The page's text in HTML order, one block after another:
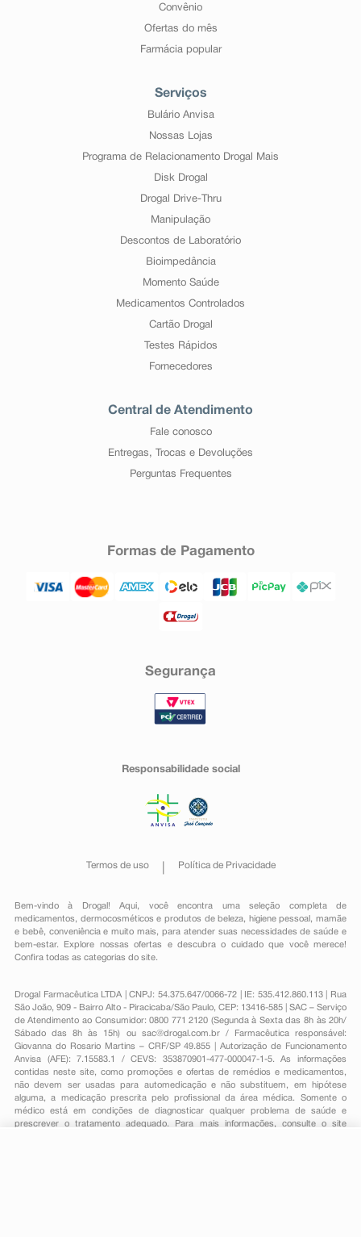
Convênio
Ofertas do mês
Farmácia popular
Serviços
Bulário Anvisa
Nossas Lojas
Programa de Relacionamento Drogal Mais
Disk Drogal
Drogal Drive-Thru
Manipulação
Descontos de Laboratório
Bioimpedância
Momento Saúde
Medicamentos Controlados
Cartão Drogal
Testes Rápidos
Fornecedores
Central de Atendimento
Fale conosco
Entregas, Trocas e Devoluções
Perguntas Frequentes
Formas de Pagamento
Segurança
Responsabilidade social
Termos de uso Política de Privacidade
Bem-vindo à Drogal! Aqui, você encontra uma seleção completa de
medicamentos , dermocosméticos e produtos de beleza, higiene pessoal ,mamãe
e bebê, conveniênciae muito mais, para atender suas necessidades de saúde e
bem-estar. Explore nossas ofertas e descubra o cuidado que você merece!
Confira todas as categorias do site.
Drogal Farmacêutica LTDA | CNPJ: 54.375.647/0066-72 | IE: 535.412.860.113 | Rua
São João, 909 - Bairro Alto - Piracicaba/São Paulo, CEP: 13416-585 | SAC – Serviço
de Atendimento ao Consumidor: 0800 771 2120 (Segunda à Sexta das 8h às 20h/
Sábado das 8h às 15h) ou sac@drogal.com.br/ Farmacêutica responsável:
Giovanna do Rosario Martins – CRF/SP 49.855 | Autorização de Funcionamento
Anvisa (AFE): 7.15583.1 / CEVS: 353870901-477-000047-1-5. As informações
contidas neste site, como promoções e ofertas de remédios e medicamentos,
não devem ser usadas para automedicação e não substituem, em hipótese
alguma, a medicação prescrita pelo profissional da área médica. Somente o
médico está em condições de diagnosticar qualquer problema de saúde e
prescrever o tratamento adequado. Para mais informações, consulte o site